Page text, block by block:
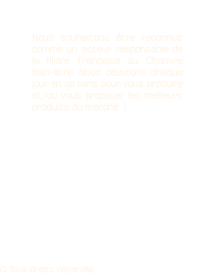
Nous souhaitons être reconnus
comme un acteur responsable de
la filière française du Chanvre
bien-être. Nous oeuvrons chaque
jour en ce sens pour vous produire
et/ou vous proposer les meilleurs
produits du marché :)
Tous droits réservés.